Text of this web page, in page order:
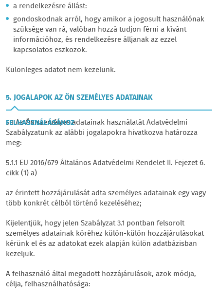
a rendelkezésre állást:
gondoskodnak arról, hogy amikor a jogosult használónak
szüksége van rá, valóban hozzá tudjon férni a kívánt
információhoz, és rendelkezésre álljanak az ezzel
kapcsolatos eszközök.
Különleges adatot nem kezelünk.
5. JOGALAPOK AZ ÖN SZEMÉLYES ADATAINAK
FELHASZNÁLÁSÁHOZ
5.1 Az Ön személyes adatainak használatát Adatvédelmi
Szabályzatunk az alábbi jogalapokra hivatkozva határozza
meg:
5.1.1 EU 2016/679 Általános Adatvédelmi Rendelet II. Fejezet 6.
cikk (1) a)
az érintett hozzájárulását adta személyes adatainak egy vagy
több konkrét célból történő kezeléséhez;
Kijelentjük, hogy jelen Szabályzat 3.1 pontban felsorolt
személyes adatainak köréhez külön-külön hozzájárulásokat
kérünk el és az adatokat ezek alapján külön adatbázisban
kezeljük.
A felhasználó által megadott hozzájárulások, azok módja,
célja, felhasználhatósága: